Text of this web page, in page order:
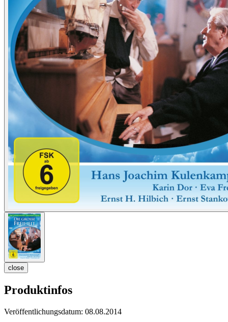
close
Produktinfos
Veröffentlichungsdatum: 08.08.2014